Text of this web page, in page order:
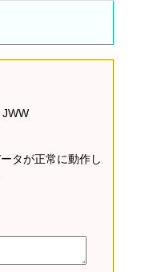
タが正常に動作し